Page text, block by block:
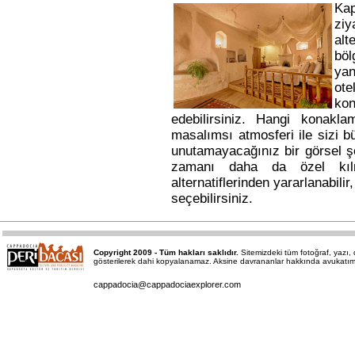
edebilirsiniz. Hangi
masalımsı atmosferi ile sizi
unutamayacağınız bir görsel
zamanı daha da özel
alternatiflerinden
seçebilirsiniz.
Copyright 2009 - Tüm hakları saklıdır. Sitemizdeki tüm fotoğraf, yazı,
gösterilerek dahi kopyalanamaz. Aksine davrananlar hakkında
cappadocia@cappadociaexplorer.com